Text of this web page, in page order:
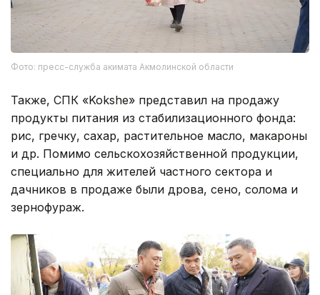
Фото: пресс-служба акимата Акмолинской области
Также, СПК «Kokshe» представил на продажу
продукты питания из стабилизационного фонда:
рис, гречку, сахар, растительное масло, макароны
и др. Помимо сельскохозяйственной продукции,
специально для жителей частного сектора и
дачников в продаже были дрова, сено, солома и
зернофураж.